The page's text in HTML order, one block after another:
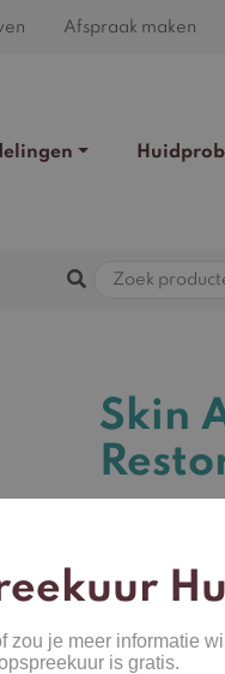
Afspraak maken
Skin
Uitverkocht
zou je meer informatie
is gratis.